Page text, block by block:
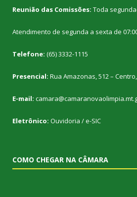
Reunião das Comissões: Toda
Atendimento de segunda a sexta de
Telefone: (65) 3332-1115
Presencial: Rua Amazonas, 512 –
E-mail:
Eletrônico: Ouvidoria /e-SIC
COMO CHEGAR NA CÂMARA